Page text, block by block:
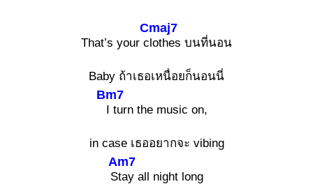
That’s your c
Cmaj7
lothes บนที่นอน
Baby ถ้าเธอเหนื่อยก็นอนนี่
Bm7
I turn the music on,
in case เธออยากจะ vibing
S
Am7
tay all night long